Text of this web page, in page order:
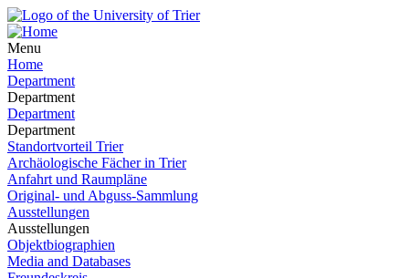
Menu
Home
Department
Department
Department
Department
Standortvorteil Trier
Archäologische Fächer in Trier
Anfahrt und Raumpläne
Original- und Abguss-Sammlung
Ausstellungen
Ausstellungen
Objektbiographien
Media and Databases